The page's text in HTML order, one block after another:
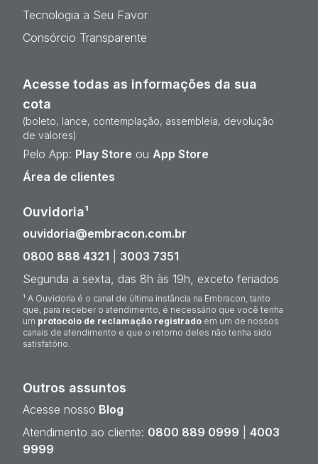
Tecnologia a Seu Favor
Consórcio Transparente
Acesse todas as informações da sua
cota
(boleto, lance, contemplação, assembleia, devolução
de valores)
Pelo App: Play Store ou App Store
Área de clientes
Ouvidoria¹
ouvidoria@embracon.com.br
0800 888 4321
3003 7351
Segunda a sexta, das 8h às 19h, exceto feriados
¹ A Ouvidoria é o canal de última instância na Embracon, tanto
que, para receber o atendimento, é necessário que você tenha
um protocolo de reclamação registrado em um de nossos
canais de atendimento e que o retorno deles não tenha sido
satisfatório.
Outros assuntos
Acesse nosso Blog
Atendimento ao cliente: 0800 889 0999
4003
9999